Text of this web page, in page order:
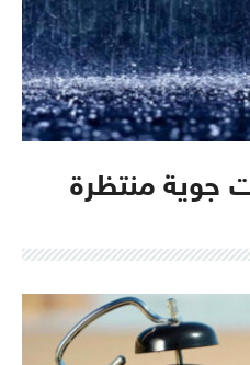
جوية منتظرة